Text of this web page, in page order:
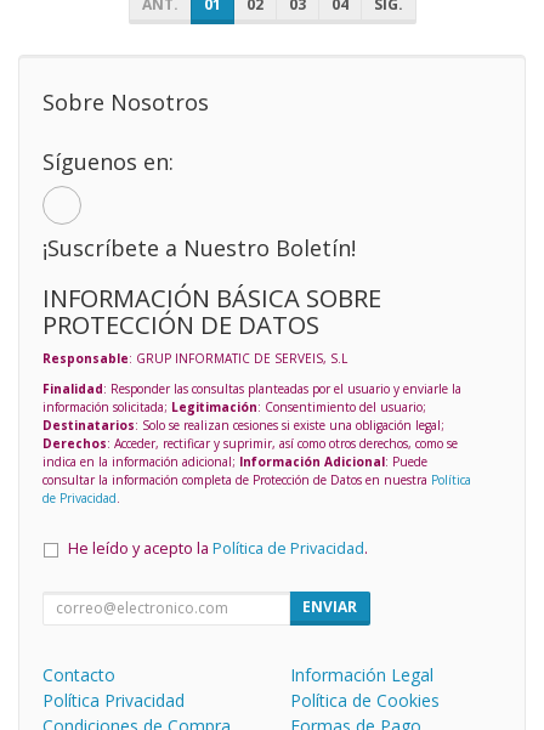
Sobre Nosotros
Síguenos en:
¡Suscríbete a Nuestro Boletín!
INFORMACIÓN BÁSICA SOBRE
PROTECCIÓN DE DATOS
Responsable: GRUP INFORMATIC DE SERVEIS, S.L
Finalidad: Responder las consultas planteadas por el usuario y enviarle la
información solicitada; Legitimación: Consentimiento del usuario;
Destinatarios: Solo se realizan cesiones si existe una obligación legal;
Derechos: Acceder, rectificar y suprimir, así como otros derechos, como se
indica en la información adicional; Información Adicional: Puede
consultar la información completa de Protección de Datos en nuestra Política
de Privacidad
He leído y acepto la Política de Privacidad.
ENVIAR
Contacto
Información Legal
Política Privacidad
Política de Cookies
Condiciones de Compra
Formas de Pago